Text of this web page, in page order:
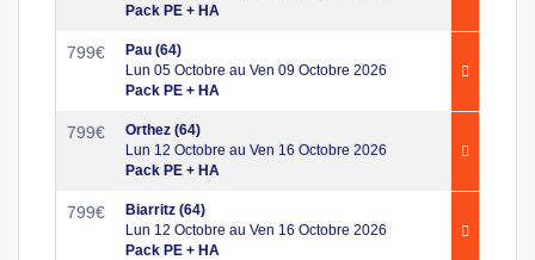
Pack PE + HA
799€
Pau (64)
Lun 05 Octobre au Ven 09 Octobre 2026
Pack PE + HA
799€
Orthez (64)
Lun 12 Octobre au Ven 16 Octobre 2026
Pack PE + HA
799€
Biarritz (64)
Lun 12 Octobre au Ven 16 Octobre 2026
Pack PE + HA